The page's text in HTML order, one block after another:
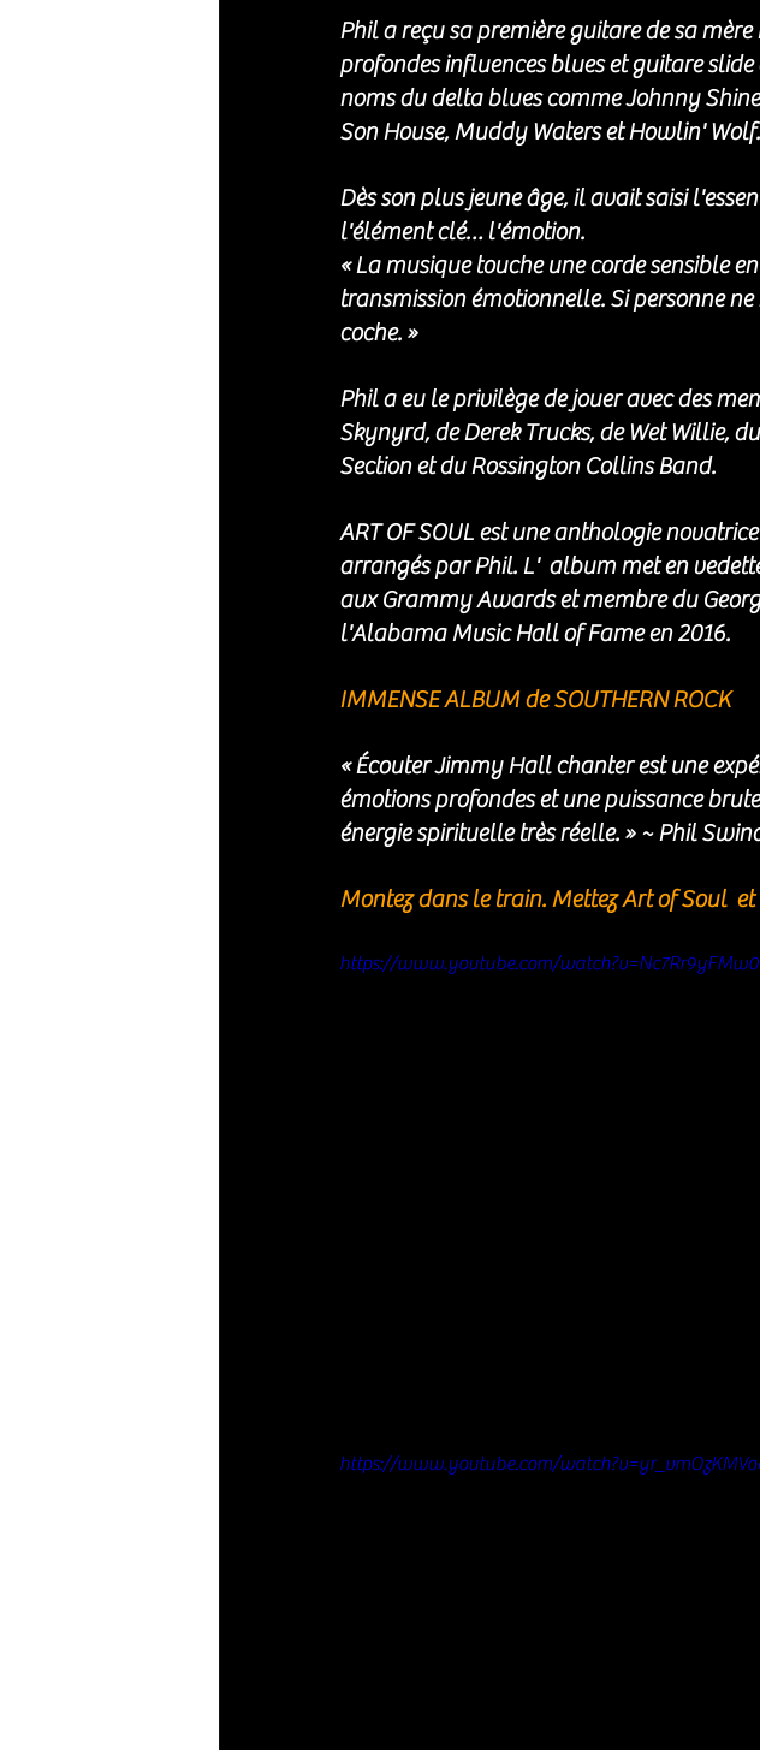
Phil a reçu sa première guitare de sa
profondes influences blues et guitare
noms du delta blues comme Johnny
Son House, Muddy Waters et Howlin' Wolf.
Dès son plus jeune âge, il avait saisi
l'élément clé… l'émotion.
« La musique touche une corde sensible
transmission émotionnelle. Si personne
coche. »
Phil a eu le privilège de jouer avec des
Skynyrd, de Derek Trucks, de Wet Willie,
Section et du Rossington Collins Band.
ART OF SOUL est une anthologie
arrangés par Phil. L'  album met en
aux Grammy Awards et membre du
l'Alabama Music Hall of Fame en 2016.
IMMENSE ALBUM de SOUTHERN ROCK
« Écouter Jimmy Hall chanter est une
émotions profondes et une puissance
énergie spirituelle très réelle. » ~ Phil
Montez dans le train. Mettez Art of Soul
https://www.youtube.com/
https://www.youtube.com/